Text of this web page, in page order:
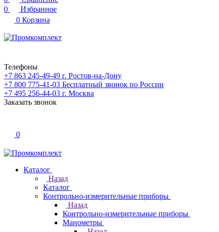
0
Избранное
0 Корзина
Телефоны
+7 863 245-49-49 г. Ростов-на-Дону
+7 800 775-41-03 Бесплатный звонок по России
+7 495 256-44-03 г. Москва
Заказать звонок
0
Каталог
Назад
Каталог
Контрольно-измерительные приборы
Назад
Контрольно-измерительные приборы
Манометры